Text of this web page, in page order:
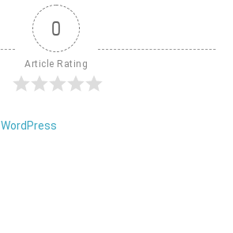
0
Article Rating
WordPress